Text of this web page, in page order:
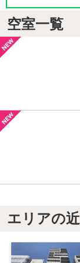
空室一覧
エリアの